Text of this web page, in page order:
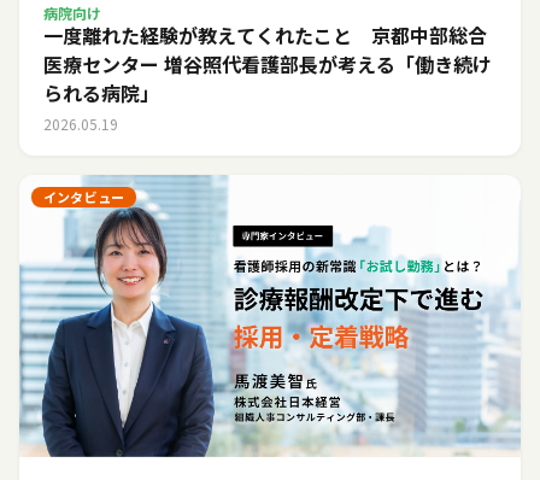
病院向け
一度離れた経験が教えてくれたこと 京都中部総合
医療センター 増谷照代看護部長が考える「働き続け
られる病院」
2026.05.19
インタビュー